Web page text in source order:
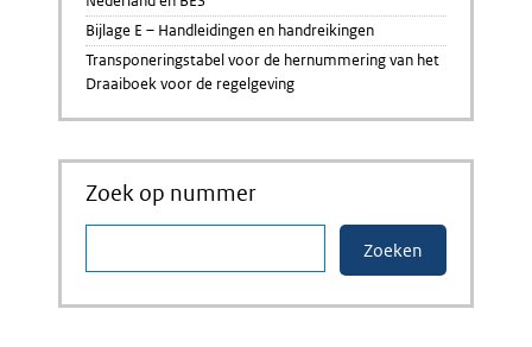
Bijlage E – Handleidingen en handreikingen
Transponeringstabel voor de hernummering van het
Draaiboek voor de regelgeving
Zoek op nummer